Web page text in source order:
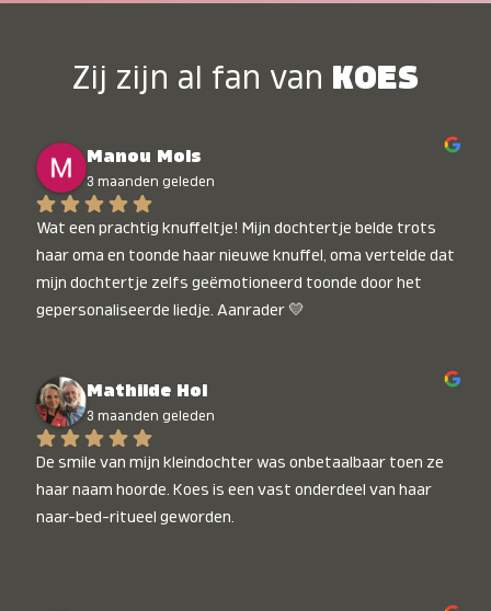
Zij zijn al fan van KOES
Manou Mols
3 maanden geleden
Wat een prachtig knuffeltje! Mijn dochtertje belde trots
haar oma en toonde haar nieuwe knuffel, oma vertelde dat
mijn dochtertje zelfs geëmotioneerd toonde door het
gepersonaliseerde liedje. Aanrader 💛
Mathilde Hol
3 maanden geleden
De smile van mijn kleindochter was onbetaalbaar toen ze
haar naam hoorde. Koes is een vast onderdeel van haar
naar-bed-ritueel geworden.